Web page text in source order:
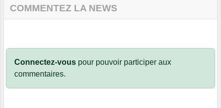
COMMENTEZ LA NEWS
Connectez-vous pour pouvoir participer aux
commentaires.